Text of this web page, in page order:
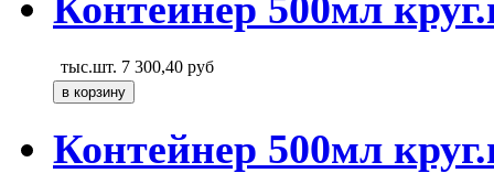
тыс.шт. 7 300,40 руб
Контейнер 500мл